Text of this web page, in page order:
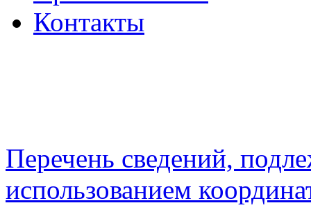
Контакты
Перечень сведений,
использованием